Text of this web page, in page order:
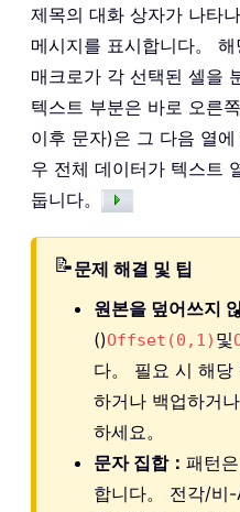
제목의 대화 상자가 나타
메시지를 표시합니다。
매크로가 각 선택된 셀을
텍스트 부분은 바로 오른
이후 문자)은 그 다음 열
우 전체 데이터가 텍스트
둡니다。
📝문제 해결 및 팁
원본을 덮어쓰지
()Offset(0,1) 및
다。 필요 시 해
하거나 백업하거
하세요。
문자 집합： 패턴
합니다。 전각/비